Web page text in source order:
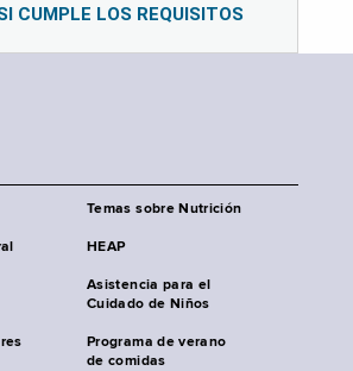
CUMPLE LOS REQUISITOS
Temas sobre Nutrición
HEAP
Asistencia para el
Cuidado de Niños
Programa de verano
de comidas